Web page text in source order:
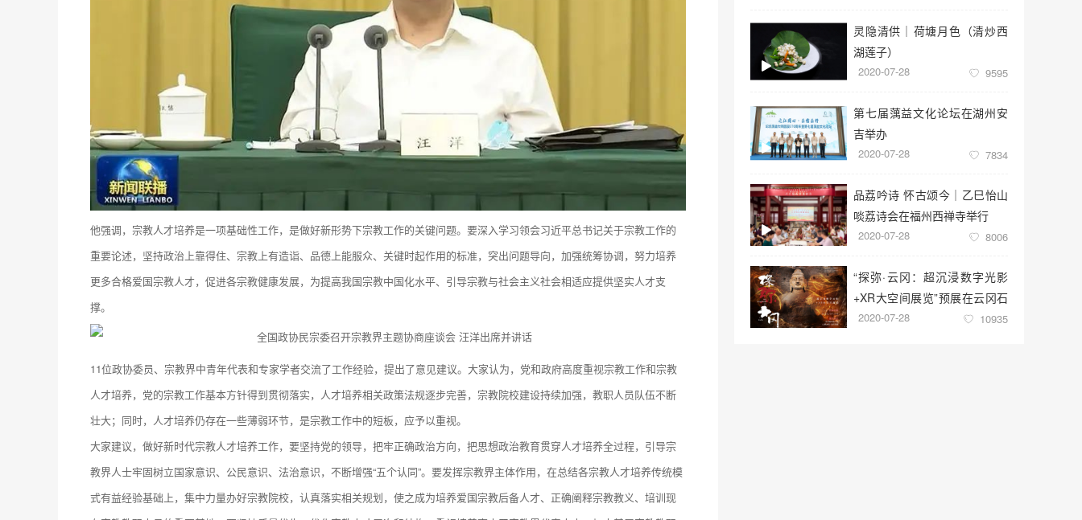
他强调，宗教人才培养是一项基础性工作，是做好新形势下宗教工作的关键问题。要深入学习领会习近平总书记关于宗教工作的
重要论述，坚持政治上靠得住、宗教上有造诣、品德上能服众、关键时起作用的标准，突出问题导向，加强统筹协调，努力培养
更多合格爱国宗教人才，促进各宗教健康发展，为提高我国宗教中国化水平、引导宗教与社会主义社会相适应提供坚实人才支
撑。
11位政协委员、宗教界中青年代表和专家学者交流了工作经验，提出了意见建议。大家认为，党和政府高度重视宗教工作和宗教
人才培养，党的宗教工作基本方针得到贯彻落实，人才培养相关政策法规逐步完善，宗教院校建设持续加强，教职人员队伍不断
壮大；同时，人才培养仍存在一些薄弱环节，是宗教工作中的短板，应予以重视。
大家建议，做好新时代宗教人才培养工作，要坚持党的领导，把牢正确政治方向，把思想政治教育贯穿人才培养全过程，引导宗
教界人士牢固树立国家意识、公民意识、法治意识，不断增强“五个认同”。要发挥宗教界主体作用，在总结各宗教人才培养传统模
式有益经验基础上，集中力量办好宗教院校，认真落实相关规划，使之成为培养爱国宗教后备人才、正确阐释宗教教义、培训现
灵隐清供｜​荷塘月色（清炒西
湖莲子）
2020-07-28 9595
第七届蕅益文化论坛在湖州安
吉举办
2020-07-28 7834
品荔吟诗 怀古颂今｜乙巳怡山
啖荔诗会在福州西禅寺举行
2020-07-28 8006
“探弥·云冈：超沉浸数字光影
+XR大空间展览”预展在云冈石
窟云冈美术馆启幕
2020-07-28 10935